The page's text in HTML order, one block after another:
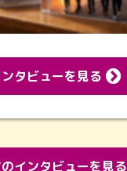
タビューを見る
インタビューを見る